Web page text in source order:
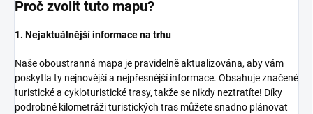
Proč zvolit tuto mapu?
1. Nejaktuálnější informace na trhu
Naše oboustranná mapa je pravidelně aktualizována, aby vám
poskytla ty nejnovější a nejpřesnější informace. Obsahuje značené
turistické a cykloturistické trasy, takže se nikdy neztratíte! Díky
podrobné kilometráži turistických tras můžete snadno plánovat